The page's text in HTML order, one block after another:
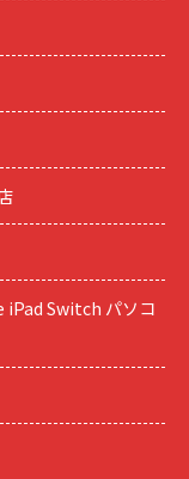
iPad Switch パソコ